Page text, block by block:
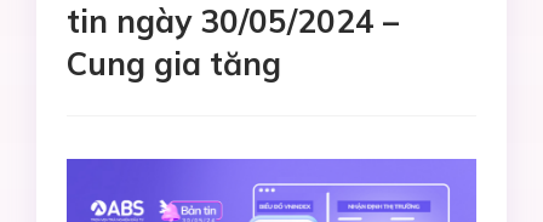
tin ngày 30/05/2024 –
Cung gia tăng